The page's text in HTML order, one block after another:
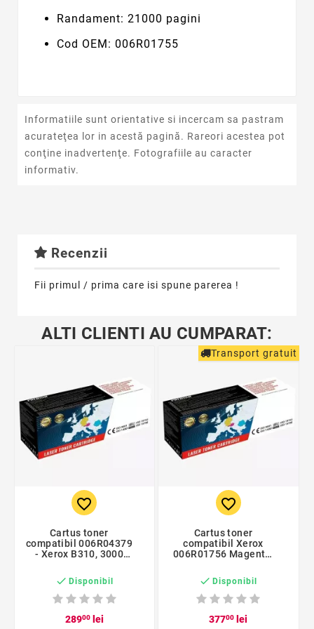
Randament: 21000 pagini
Cod OEM: 006R01755
Informatiile sunt orientative si incercam sa pastram
acurateţea lor in acestă pagină. Rareori acestea pot
conţine inadvertenţe. Fotografiile au caracter
informativ.
Recenzii
Fii primul / prima care isi spune parerea !
ALTI CLIENTI AU CUMPARAT:
favorite_border
Cartus toner
compatibil 006R04379
- Xerox B310, 3000
 Disponibil
28900lei
Transport gratuit
favorite_border
Cartus toner
compatibil Xerox
006R01756 Magenta,
 Disponibil
37700 lei